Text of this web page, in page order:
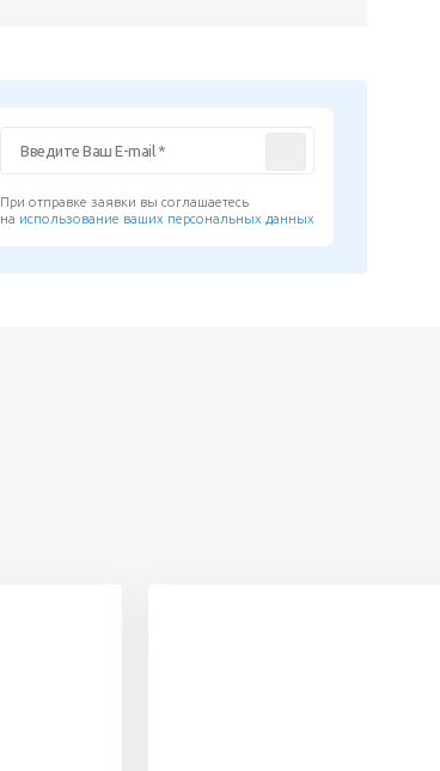
При отправке заявки вы соглашаетесь
на использование ваших персональных данных